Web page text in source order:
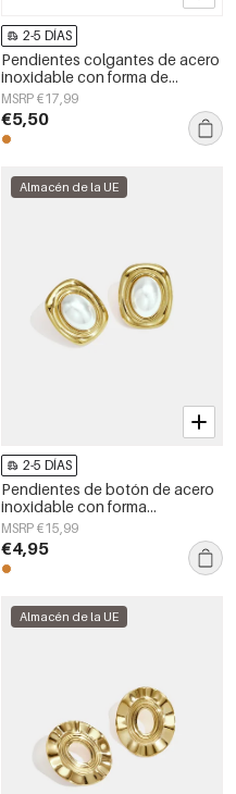
2-5 DÍAS
Pendientes colgantes de acero
inoxidable con forma de
corazón, sencillos, de la serie
Daily Simple, joyería para mujer.
MSRP €17,99
€5,50
Almacén de la UE
2-5 DÍAS
Pendientes de botón de acero
inoxidable con forma
geométrica, sencillos, de la
serie Daily Simple, joyería para
mujer.
MSRP €15,99
€4,95
Almacén de la UE